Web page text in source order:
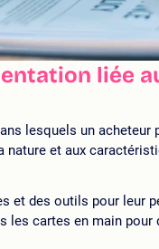
liée
lesquels un
et aux
des outils pour leur
les cartes en main pour